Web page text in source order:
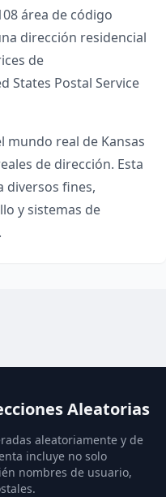
área de código
dirección residencial
de
States Postal Service
mundo real de Kansas
de dirección. Esta
diversos fines,
y sistemas de
Aleatorias
aleatoriamente y de
incluye no solo
nombres de usuario,